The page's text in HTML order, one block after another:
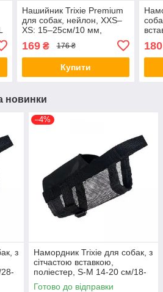
Нашийник Trixie Premium
для собак, нейлон, XXS–
XS: 15–25см/10 мм,
169₴ 176 ₴
Купити
180
новинки
з
–4%
Намордник Trixie для собак, з
сітчастою вставкою,
поліестер, S-M 14-20 см/18-
39 см (чорний) (*)
Готово до відправки